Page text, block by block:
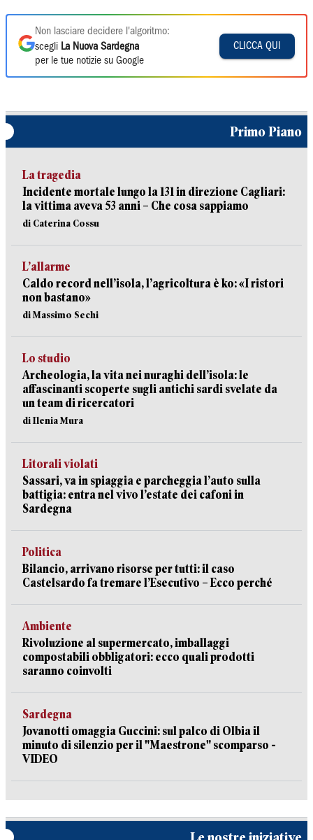
Non lasciare decidere l'algoritmo:
scegli La Nuova Sardegna
per le tue notizie su Google
CLICCA QUI
Primo Piano
La tragedia
Incidente mortale lungo la 131 in direzione Cagliari:
la vittima aveva 53 anni – Che cosa sappiamo
di Caterina Cossu
L’allarme
Caldo record nell’isola, l’agricoltura è ko: «I ristori
non bastano»
di Massimo Sechi
Lo studio
Archeologia, la vita nei nuraghi dell’isola: le
affascinanti scoperte sugli antichi sardi svelate da
un team di ricercatori
di Ilenia Mura
Litorali violati
Sassari, va in spiaggia e parcheggia l’auto sulla
battigia: entra nel vivo l’estate dei cafoni in
Sardegna
Politica
Bilancio, arrivano risorse per tutti: il caso
Castelsardo fa tremare l’Esecutivo – Ecco perché
Ambiente
Rivoluzione al supermercato, imballaggi
compostabili obbligatori: ecco quali prodotti
saranno coinvolti
Sardegna
Jovanotti omaggia Guccini: sul palco di Olbia il
minuto di silenzio per il "Maestrone" scomparso -
VIDEO